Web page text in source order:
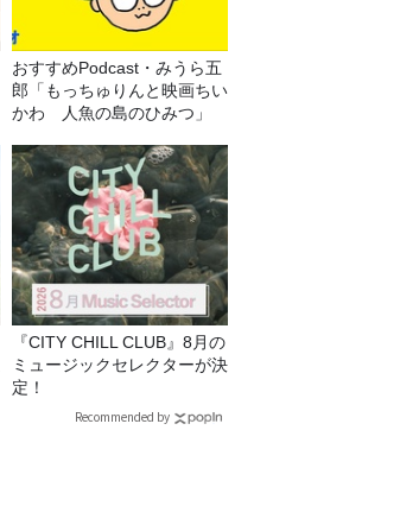
おすすめPodcast・みうら五
郎「もっちゅりんと映画ちい
かわ 人魚の島のひみつ」
『CITY CHILL CLUB』8月の
ミュージックセレクターが決
定！
Recommended by